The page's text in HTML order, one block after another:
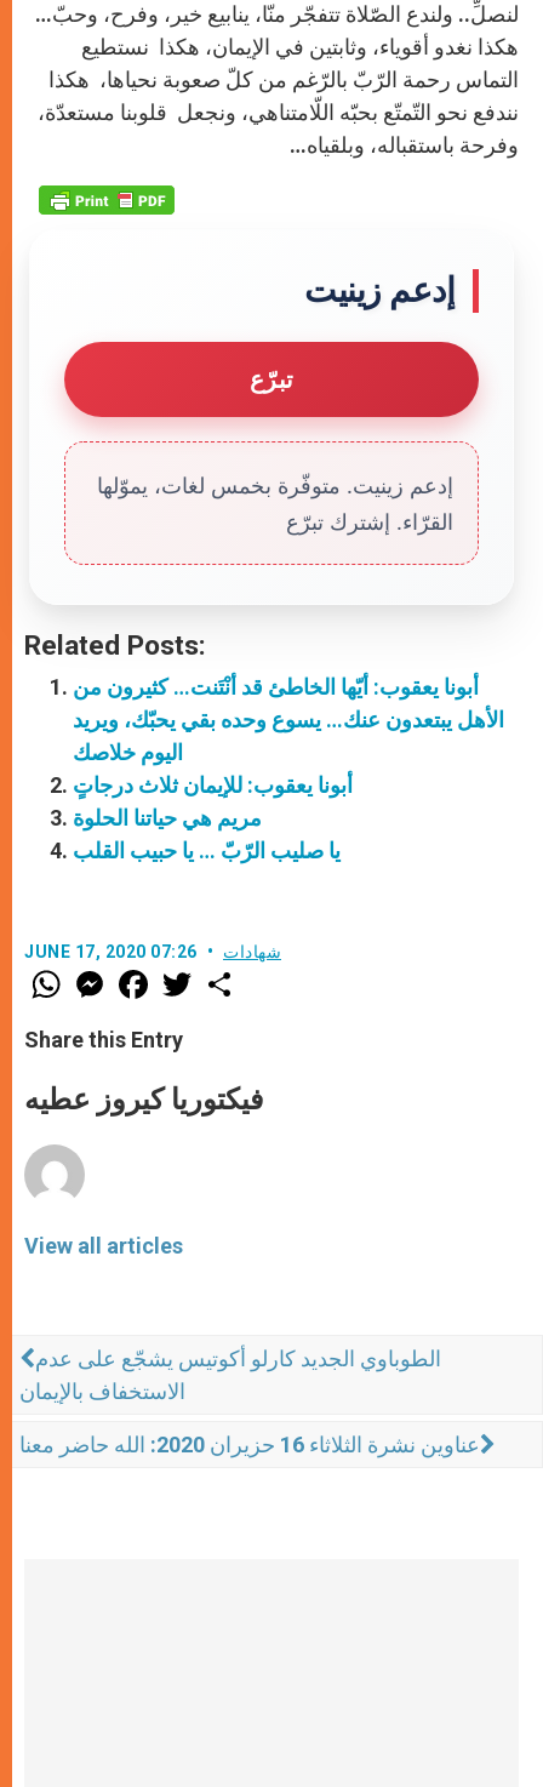
لنصلِّ.. ولندع الصّلاة تتفجّر منّا، ينابيع خير، وفرح، وحبّ…
هكذا نغدو أقوياء، وثابتين في الإيمان، هكذا نستطيع
التماس رحمة الرّبّ بالرّغم من كلّ صعوبة نحياها، هكذا
نندفع نحو التّمتّع بحبّه اللّامتناهي، ونجعل قلوبنا مستعدّة،
وفرحة باستقباله، وبلقياه…
إدعم زينيت
تبرّع
إدعم زينيت. متوفّرة بخمس لغات، يموّلها
القرّاء. إشترك تبرّع
Related Posts:
أبونا يعقوب: أيّها الخاطئ قد أنْتَنت… كثيرون من
الأهل يبتعدون عنك… يسوع وحده بقي يحبّك، ويريد
اليوم خلاصك
أبونا يعقوب: للإيمان ثلاث درجاتٍ
مريم هي حياتنا الحلوة
يا صليب الرّبّ … يا حبيب القلب
JUNE 17, 2020 07:26 شهادات
W
h
t
s
p
p
M
e
s
e
e
F
a
e
b
o
k
w
Share this Entry
فيكتوريا كيروز عطيه
View all articles
الطوباوي الجديد كارلو أكوتيس يشجّع على عدم
الاستخفاف بالإيمان
عناوين نشرة الثلاثاء 16 حزيران 2020: الله حاضر معنا